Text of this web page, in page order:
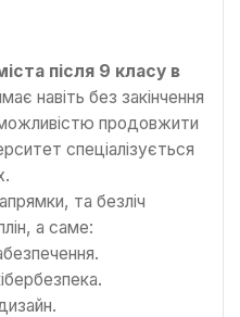
після 9 класу в
навіть без закінчення
можливістю продовжити
спеціалізується
та безліч
а саме: